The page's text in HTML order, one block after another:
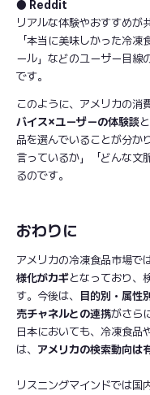
● Reddit
リアルな体験やおすすめが
「本当に美味しかった冷
ール」などのユーザー目線
です。
このように、アメリカの消
バイス×ユーザーの体験談
品を選んでいることが分か
言っているか」「どんな文
るのです。
おわりに
アメリカの冷凍食品市場では
様化がカギとなっており、
す。今後は、
目的別・属性
売チャネルとの連携がさら
日本においても、冷凍食品
は、 アメリカの検索動向は
リスニングマインドでは国